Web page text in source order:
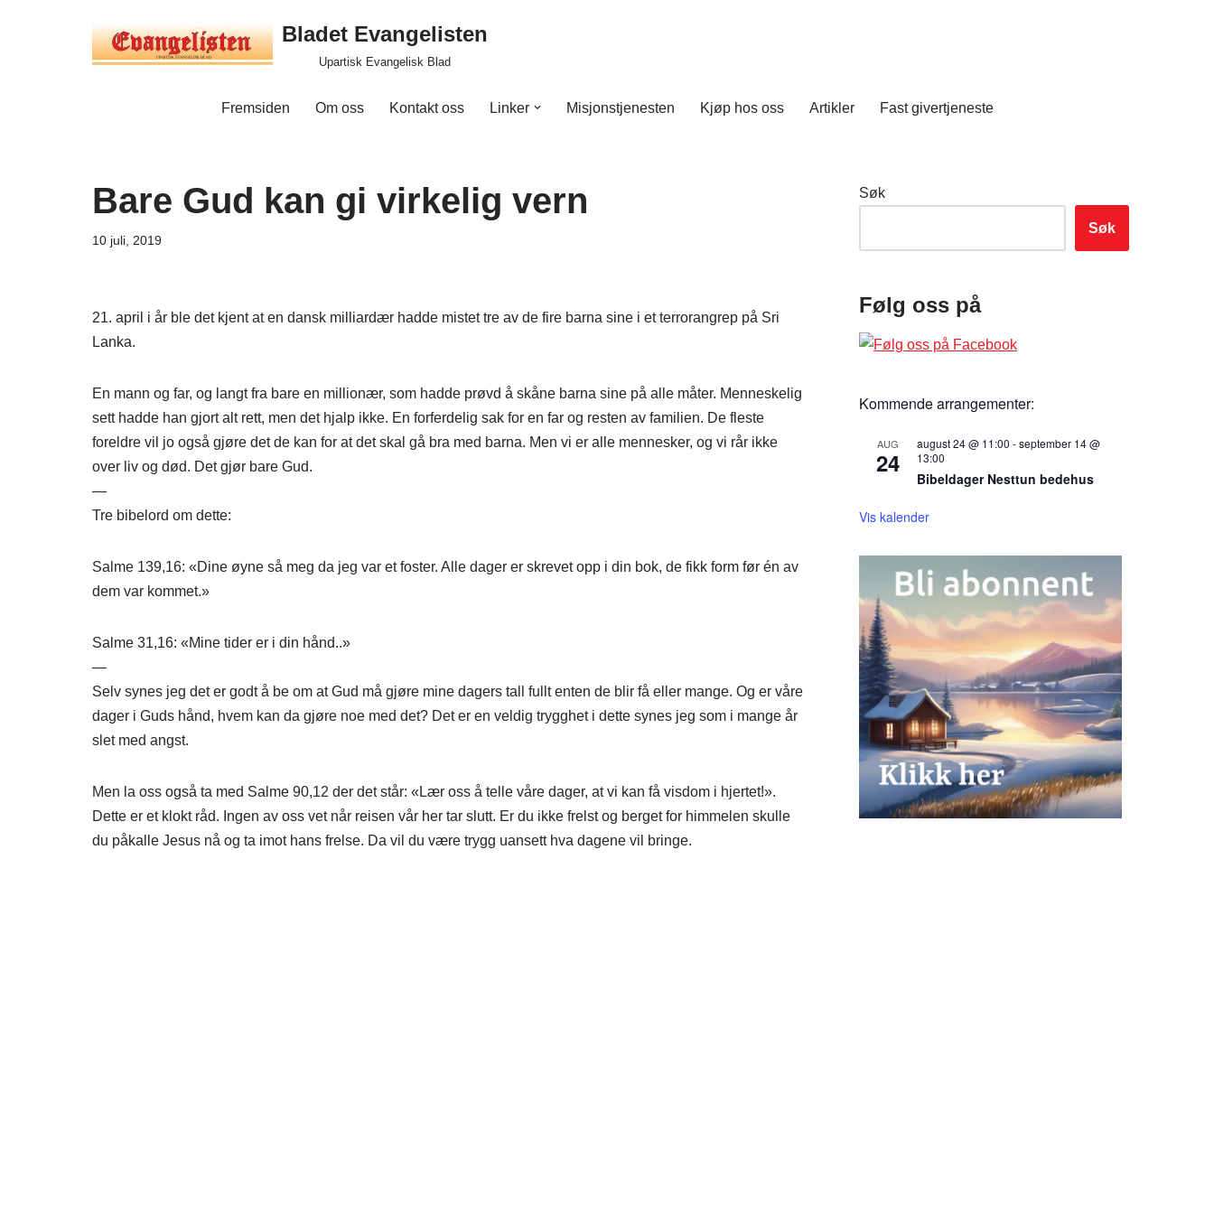
Bladet Evangelisten
Upartisk Evangelisk Blad
Fremsiden Om oss Kontakt oss Linker Misjonstjenesten Kjøp hos oss Artikler Fast givertjeneste
Bare Gud kan gi virkelig vern
10 juli, 2019
21. april i år ble det kjent at en dansk milliardær hadde mistet tre av de fire barna sine i et terrorangrep på Sri
Lanka.
En mann og far, og langt fra bare en millionær, som hadde prøvd å skåne barna sine på alle måter. Menneskelig
sett hadde han gjort alt rett, men det hjalp ikke. En forferdelig sak for en far og resten av familien. De fleste
foreldre vil jo også gjøre det de kan for at det skal gå bra med barna. Men vi er alle mennesker, og vi rår ikke
over liv og død. Det gjør bare Gud.
—
Tre bibelord om dette:
Salme 139,16: «Dine øyne så meg da jeg var et foster. Alle dager er skrevet opp i din bok, de fikk form før én av
dem var kommet.»
Salme 31,16: «Mine tider er i din hånd..»
—
Selv synes jeg det er godt å be om at Gud må gjøre mine dagers tall fullt enten de blir få eller mange. Og er våre
dager i Guds hånd, hvem kan da gjøre noe med det? Det er en veldig trygghet i dette synes jeg som i mange år
slet med angst.
Men la oss også ta med Salme 90,12 der det står: «Lær oss å telle våre dager, at vi kan få visdom i hjertet!».
Dette er et klokt råd. Ingen av oss vet når reisen vår her tar slutt. Er du ikke frelst og berget for himmelen skulle
du påkalle Jesus nå og ta imot hans frelse. Da vil du være trygg uansett hva dagene vil bringe.
Søk
Søk
Følg oss på
Kommende arrangementer:
AUG
24
august 24 @ 11:00 -september 14 @
13:00
Bibeldager Nesttun bedehus
Vis kalender